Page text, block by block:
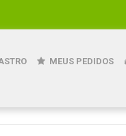
MEUS PEDIDOS